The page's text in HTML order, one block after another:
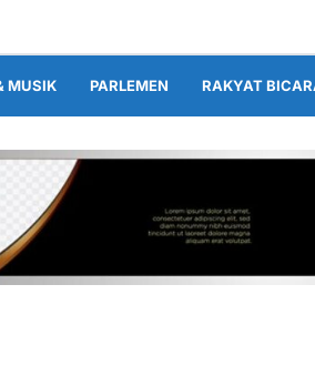
MUSIK PARLEMEN RAKYAT